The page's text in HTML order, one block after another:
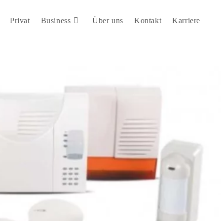
Privat Business Über uns Kontakt Karriere